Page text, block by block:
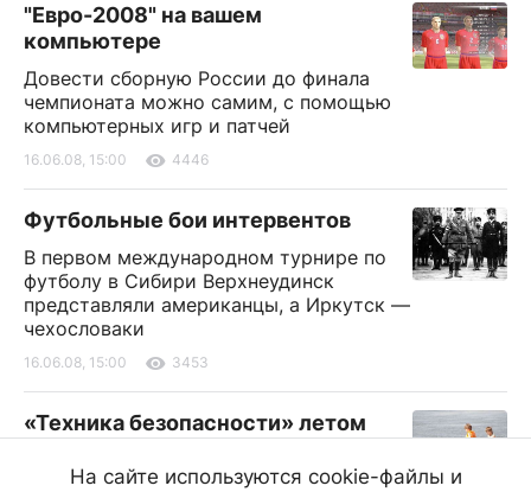
"Евро-2008" на вашем
компьютере
Довести сборную России до финала
чемпионата можно самим, с помощью
компьютерных игр и патчей
16.06.08, 15:00 4446
Футбольные бои интервентов
В первом международном турнире по
футболу в Сибири Верхнеудинск
представляли американцы, а Иркутск —
чехословаки
16.06.08, 15:00 3453
«Техника безопасности» летом
удара, переохлаждения <br>
На сайте используются cookie-файлы и